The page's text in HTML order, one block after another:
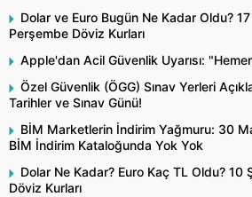
Dolar ve Euro Bugün Ne Kadar Oldu?
Perşembe Döviz Kurları
Apple'dan Acil Güvenlik Uyarısı:
Özel Güvenlik (ÖGG) Sınav Yerleri
Tarihler ve Sınav Günü!
BİM Marketlerin İndirim Yağmuru: 30
BİM İndirim Kataloğunda Yok Yok
Dolar Ne Kadar? Euro Kaç TL Oldu?
Döviz Kurları